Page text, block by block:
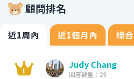
顧問排名
近1周內 近1個月內 綜合
Judy Chang
回答數量：29